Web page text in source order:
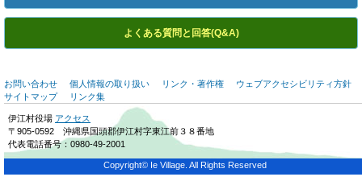
よくある質問と回答(Q&A)
お問い合わせ 個人情報の取り扱い リンク・著作権
ウェブアクセシビリティ方針
サイトマップ
リンク集
伊江村役場 アクセス
〒905-0592 沖縄県国頭郡伊江村字東江前３８番地
代表電話番号：0980-49-2001
Copyright© Ie Village. All Rights Reserved